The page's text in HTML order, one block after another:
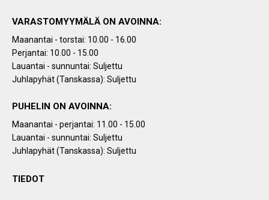
VARASTOMYYMÄLÄ ON AVOINNA:
Maanantai - torstai: 10.00 - 16.00
Perjantai: 10.00 - 15.00
Lauantai - sunnuntai: Suljettu
Juhlapyhät (Tanskassa): Suljettu
PUHELIN ON AVOINNA:
Maanantai - perjantai: 11.00 - 15.00
Lauantai - sunnuntai: Suljettu
Juhlapyhät (Tanskassa): Suljettu
TIEDOT